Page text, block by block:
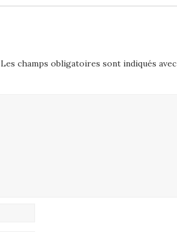
Les champs obligatoires sont indiqués avec